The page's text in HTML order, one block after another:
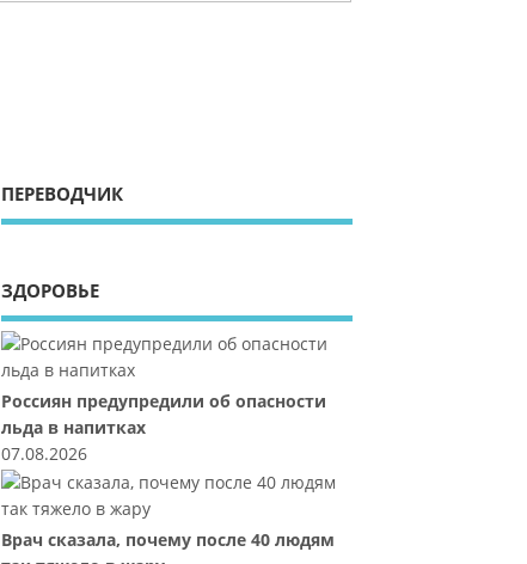
ПЕРЕВОДЧИК
ЗДОРОВЬЕ
Россиян предупредили об опасности
льда в напитках
07.08.2026
Врач сказала, почему после 40 людям